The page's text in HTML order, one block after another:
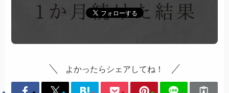
よかったらシェアしてね！